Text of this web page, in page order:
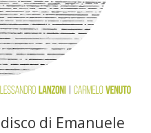
di Emanuele